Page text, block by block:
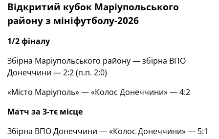
Відкритий кубок Маріупольського
району з мініфутболу-2026
1/2 фіналу
Збірна Маріупольського району — збірна ВПО
Донеччини — 2:2 (п.п. 2:0)
«Місто Маріуполь» — «Колос Донеччини» — 4:2
Матч за 3-тє місце
Збірна ВПО Донеччини — «Колос Донеччини» — 5:1